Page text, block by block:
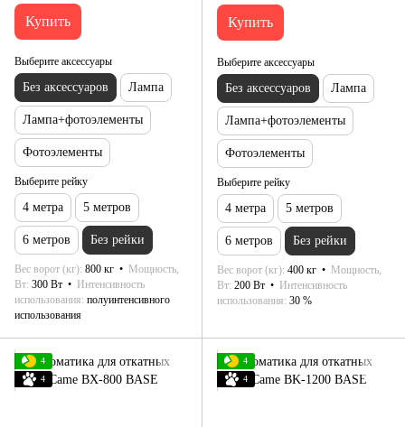
Купить
Выберите аксессуары
Без аксессуаров Лампа
Лампа+фотоэлементы
Фотоэлементы
Выберите рейку
4 метра 5 метров
6 метров Без рейки
Вес ворот (кг) 800 кг
Мощность,
Вт 300 Вт
Интенсивность
использования полуинтенсивного
использования
Купить
Выберите аксессуары
Без аксессуаров Лампа
Лампа+фотоэлементы
Фотоэлементы
Выберите рейку
4 метра 5 метров
6 метров Без рейки
Вес ворот (кг) 400 кг
Мощность,
Вт 200 Вт
Интенсивность
использования 30 %
4
4
4
4